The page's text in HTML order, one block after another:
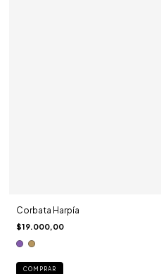
Corbata Harpía
$19.000,00
COMPRAR